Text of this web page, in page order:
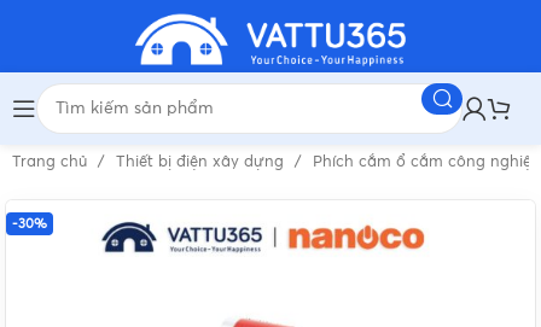
Trang chủ Thiết bị điện xây dựng Phích cắm ổ cắm công
-30%